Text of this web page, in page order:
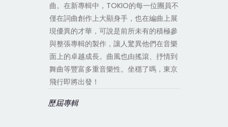
曲。在新專輯中，TOKIO的每一位團員不
僅在詞曲創作上大顯身手，也在編曲上展
現優異的才華，可說是前所未有的積極參
與整張專輯的製作，讓人驚異他們在音樂
面上的卓越成長。曲風也由搖滾、抒情到
舞曲等豐富多重音樂性。坐穩了嗎，東京
飛行即將出發！
歷屆專輯